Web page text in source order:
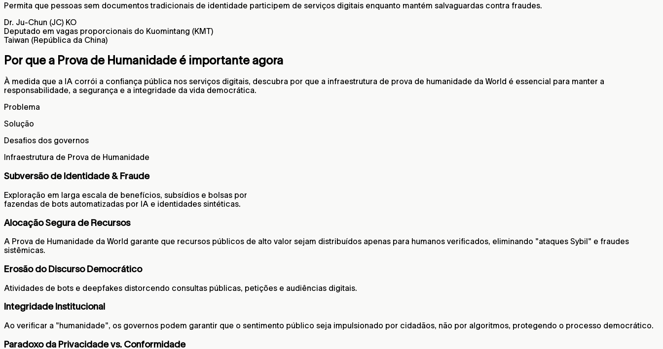
Permita que pessoas sem documentos tradicionais de identidade participem de serviços digitais enquanto mantém salvaguardas contra fraudes.
Dr. Ju-Chun (JC) KO
Deputado em vagas proporcionais do Kuomintang (KMT)
Taiwan (República da China)
Por que a Prova de Humanidade é importante agora
À medida que a IA corrói a confiança pública nos serviços digitais, descubra por que a infraestrutura de prova de humanidade da World é essencial para manter a
responsabilidade, a segurança e a integridade da vida democrática.
Problema
Solução
Desafios dos governos
Infraestrutura de Prova de Humanidade
Subversão de Identidade & Fraude
Exploração em larga escala de benefícios, subsídios e bolsas por
fazendas de bots automatizadas por IA e identidades sintéticas.
Alocação Segura de Recursos
A Prova de Humanidade da World garante que recursos públicos de alto valor sejam distribuídos apenas para humanos verificados, eliminando "ataques Sybil" e fraudes
sistêmicas.
Erosão do Discurso Democrático
Atividades de bots e deepfakes distorcendo consultas públicas, petições e audiências digitais.
Integridade Institucional
Ao verificar a "humanidade", os governos podem garantir que o sentimento público seja impulsionado por cidadãos, não por algoritmos, protegendo o processo democrático.
Paradoxo da Privacidade vs. Conformidade